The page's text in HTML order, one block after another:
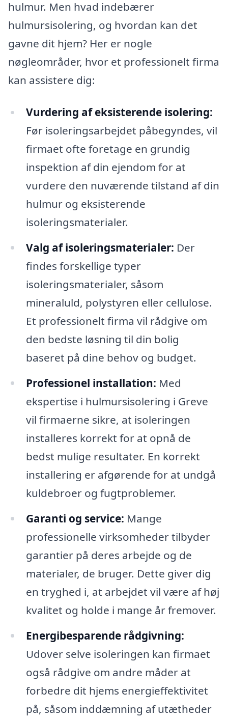
hulmur. Men hvad indebærer
hulmursisolering, og hvordan kan det
gavne dit hjem? Her er nogle
nøgleområder, hvor et professionelt firma
kan assistere dig:
Vurdering af eksisterende isolering:
Før isoleringsarbejdet påbegyndes, vil
firmaet ofte foretage en grundig
inspektion af din ejendom for at
vurdere den nuværende tilstand af din
hulmur og eksisterende
isoleringsmaterialer.
Valg af isoleringsmaterialer: Der
findes forskellige typer
isoleringsmaterialer, såsom
mineraluld, polystyren eller cellulose.
Et professionelt firma vil rådgive om
den bedste løsning til din bolig
baseret på dine behov og budget.
Professionel installation: Med
ekspertise i hulmursisolering i Greve
vil firmaerne sikre, at isoleringen
installeres korrekt for at opnå de
bedst mulige resultater. En korrekt
installering er afgørende for at undgå
kuldebroer og fugtproblemer.
Garanti og service: Mange
professionelle virksomheder tilbyder
garantier på deres arbejde og de
materialer, de bruger. Dette giver dig
en tryghed i, at arbejdet vil være af høj
kvalitet og holde i mange år fremover.
Energibesparende rådgivning:
Udover selve isoleringen kan firmaet
også rådgive om andre måder at
forbedre dit hjems energieffektivitet
på, såsom inddæmning af utætheder